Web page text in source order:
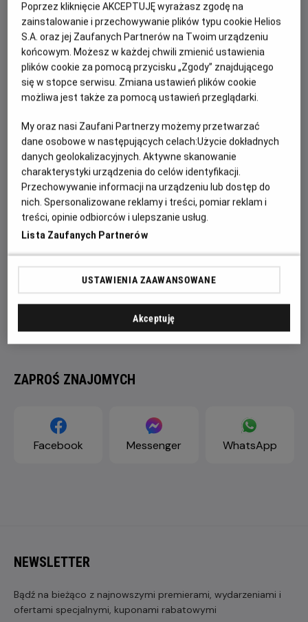
Manu Herrera
OBSADA
Maggie García, Patricia Peñalver, Elena Gallardo, Eve Ryan,
Mike Fajardo
Cztery przyjaciółki udają się do odosobnionego domu
położonego głęboko w lesie, aby odprawić rytuał inicjacji
nowej czarownicy i dopełnić krąg czterech żywiołów. Lily,
blada i introwertyczna dwudziestolatka, która właśnie
dołączyła do grupy, została wybrana na reprezentantkę
cel rytuału jest zupełnie inny – Lily ma zostać złożona w
ofierze, a jej koleżanki pragną za jej pomocą przywołać
uśpionego demona.
ZAPROŚ ZNAJOMYCH
Facebook Messenger WhatsApp
NEWSLETTER
Bądź na bieżąco z najnowszymi premierami, wydarzeniami i
ofertami specjalnymi, kuponami rabatowymi
Poprzez kliknięcie AKCEPTUJĘ wyrażasz zgodę na
zainstalowanie i przechowywanie plików typu cookie Helios
S.A. oraz jej Zaufanych Partnerów na Twoim urządzeniu
końcowym. Możesz w każdej chwili zmienić ustawienia
plików cookie za pomocą przycisku „Zgody” znajdującego
się w stopce serwisu. Zmiana ustawień plików cookie
możliwa jest także za pomocą ustawień przeglądarki.
My oraz nasi Zaufani Partnerzy możemy przetwarzać
dane osobowe w następujących celach:Użycie dokładnych
danych geolokalizacyjnych. Aktywne skanowanie
charakterystyki urządzenia do celów identyfikacji.
Przechowywanie informacji na urządzeniu lub dostęp do
nich. Spersonalizowane reklamy i treści, pomiar reklam i
treści, opinie odbiorców i ulepszanie usług.
Lista Zaufanych Partnerów
USTAWIENIA ZAAWANSOWANE
Akceptuję